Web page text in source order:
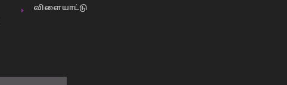
விளையாட்டு